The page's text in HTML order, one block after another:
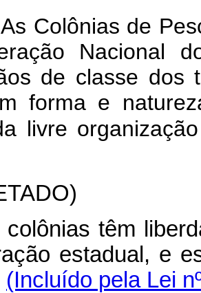
As Colônias de
Nacional
de classe dos
forma e
livre
colônias têm
estadual, e
(Incluído pela Lei